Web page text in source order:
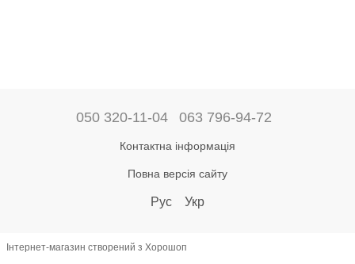
050 320-11-04 063 796-94-72
Контактна інформація
Повна версія сайту
Рус Укр
Інтернет-магазин створений з Хорошоп